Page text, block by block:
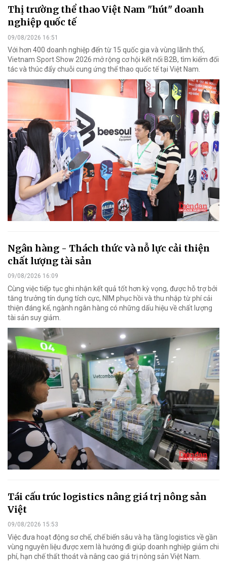
Thị trường thể thao Việt Nam "hút" doanh
nghiệp quốc tế
09/08/2026 16:51
Với hơn 400 doanh nghiệp đến từ 15 quốc gia và vùng lãnh thổ,
Vietnam Sport Show 2026 mở rộng cơ hội kết nối B2B, tìm kiếm đối
tác và thúc đẩy chuỗi cung ứng thể thao quốc tế tại Việt Nam.
Ngân hàng - Thách thức và nỗ lực cải thiện
chất lượng tài sản
09/08/2026 16:09
Cùng việc tiếp tục ghi nhận kết quả tốt hơn kỳ vọng, được hỗ trợ bởi
tăng trưởng tín dụng tích cực, NIM phục hồi và thu nhập từ phí cải
thiện đáng kể, ngành ngân hàng có những dấu hiệu về chất lượng
tài sản suy giảm.
Tái cấu trúc logistics nâng giá trị nông sản
Việt
09/08/2026 15:53
Việc đưa hoạt động sơ chế, chế biến sâu và hạ tầng logistics về gần
vùng nguyên liệu được xem là hướng đi giúp doanh nghiệp giảm chi
phí, hạn chế thất thoát và nâng cao giá trị nông sản Việt Nam.